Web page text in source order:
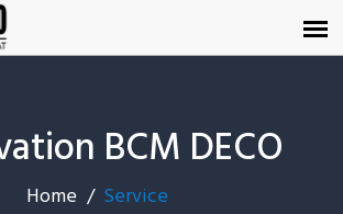
BCM DECO
Home Service